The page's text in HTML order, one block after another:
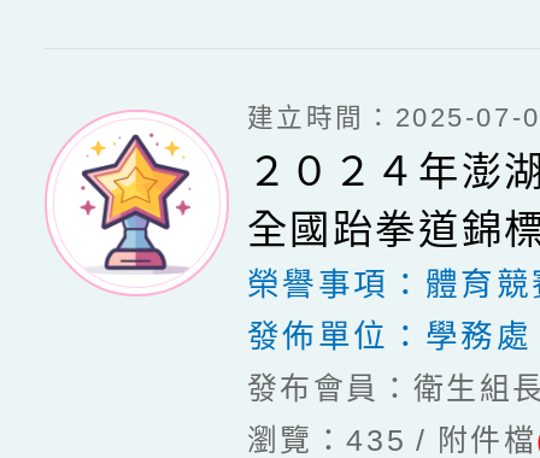
建立時間：2025-07-
２０２４年澎
全國跆拳道錦
榮譽事項： 體育競
發佈單位： 學務處
發布會員：衛生組
瀏覽：435
附件檔